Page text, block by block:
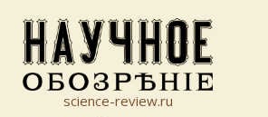
science-review.ru